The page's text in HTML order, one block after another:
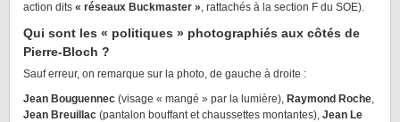
action dits « réseaux Buckmaster », rattachés à la section F du SOE).
Qui sont les « politiques » photographiés aux côtés de
Pierre-Bloch ?
Sauf erreur, on remarque sur la photo, de gauche à droite :
Jean Bouguennec (visage « mangé » par la lumière), Raymond Roche,
Jean Breuillac (pantalon bouffant et chaussettes montantes), Jean Le